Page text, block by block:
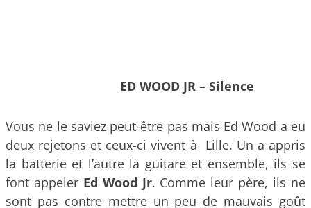
ED WOOD JR – Silence
Vous ne le saviez peut-être pas mais Ed Wood a eu
deux rejetons et ceux-ci vivent à Lille. Un a appris
la batterie et l’autre la guitare et ensemble, ils se
font appeler Ed Wood Jr. Comme leur père, ils ne
sont pas contre mettre un peu de mauvais goût